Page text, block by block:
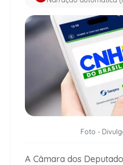
Foto -
A Câmara dos